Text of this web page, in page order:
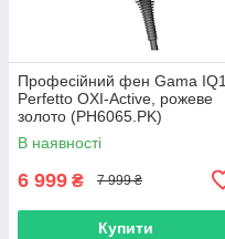
Професійний фен Gama IQ1
Perfetto OXI-Active, рожеве
золото (PH6065.PK)
В наявності
6 999 ₴ 7 999 ₴
Купити